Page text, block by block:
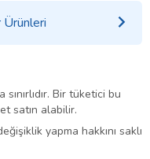
Bir tüketici bu
satın alabilir.
yapma hakkını saklı